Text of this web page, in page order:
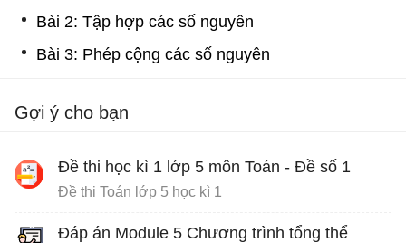
Bài 2: Tập hợp các số nguyên
Bài 3: Phép cộng các số nguyên
Gợi ý cho bạn
Đề thi học kì 1 lớp 5 môn Toán - Đề số 1
Đề thi Toán lớp 5 học kì 1
Đáp án Module 5 Chương trình tổng thể